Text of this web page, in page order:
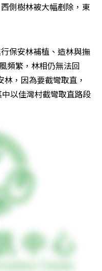
側樹林被大幅剷除，東
保安林補植、造林與撫
頻繁，林相仍無法回
，因為要截彎取直，
以佳灣村截彎取直路段